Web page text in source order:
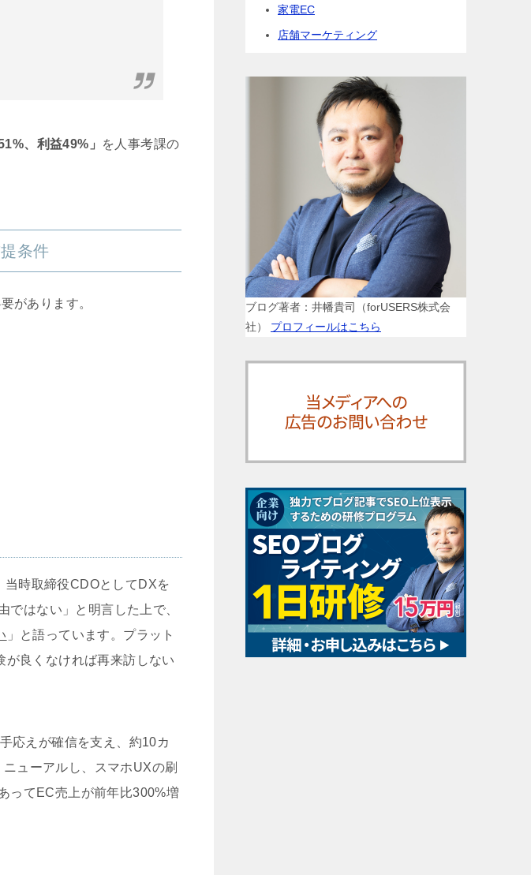
、利益49%」
を人事考課の
条件
があります。
当時取締役CDOとしてDXを
はない」と明言した上で、
」と語っています。プラット
良くなければ再来訪しない
応えが確信を支え、約10カ
ューアルし、スマホUXの刷
ってEC売上が前年比300%増
家電EC
店舗マーケティング
ブログ著者：井幡貴司（forUSERS株式会
社） プロフィールはこちら